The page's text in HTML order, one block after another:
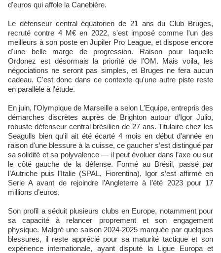
d'euros qui affole la Canebière.
Le défenseur central équatorien de 21 ans du Club Bruges,
recruté contre 4 M€ en 2022, s'est imposé comme l'un des
meilleurs à son poste en Jupiler Pro League, et dispose encore
d'une belle marge de progression. Raison pour laquelle
Ordonez est désormais la priorité de l'OM. Mais voila, les
négociations ne seront pas simples, et Bruges ne fera aucun
cadeau. C'est donc dans ce contexte qu'une autre piste reste
en parallèle à l'étude.
En juin, l’Olympique de Marseille a selon L'Equipe, entrepris des
démarches discrètes auprès de Brighton autour d’Igor Julio,
robuste défenseur central brésilien de 27 ans. Titulaire chez les
Seagulls bien qu'il ait été écarté 4 mois en début d'année en
raison d'une blessure à la cuisse, ce gaucher s’est distingué par
sa solidité et sa polyvalence — il peut évoluer dans l’axe ou sur
le côté gauche de la défense. Formé au Brésil, passé par
l’Autriche puis l’Italie (SPAL, Fiorentina), Igor s’est affirmé en
Serie A avant de rejoindre l’Angleterre à l’été 2023 pour 17
millions d’euros.
Son profil a séduit plusieurs clubs en Europe, notamment pour
sa capacité à relancer proprement et son engagement
physique. Malgré une saison 2024-2025 marquée par quelques
blessures, il reste apprécié pour sa maturité tactique et son
expérience internationale, ayant disputé la Ligue Europa et